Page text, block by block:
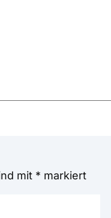
mit * markiert